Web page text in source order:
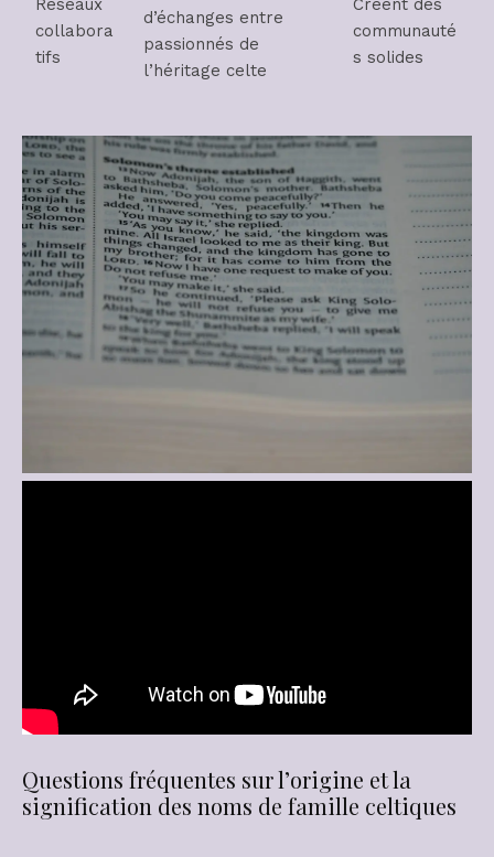
Réseaux
collabora
tifs
d’échanges entre
passionnés de
l’héritage celte
Créent des
communauté
s solides
Questions fréquentes sur l’origine et la
signification des noms de famille celtiques